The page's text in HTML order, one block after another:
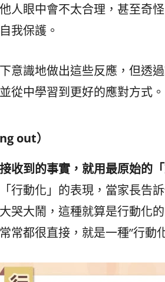
人眼中會不太合理，甚至奇
我保護。
意識地做出這些反應，但透
從中學習到更好的應對方式。
out）
收到的事實，就用最原始的
行動化」的表現，當家長告
哭大鬧，這種就算是行動化
常都很直接，就是一種”行動